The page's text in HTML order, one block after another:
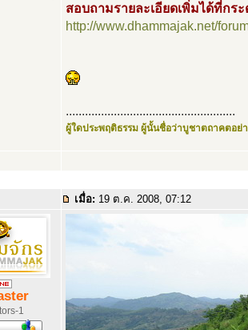
สอบถามรายละเอียดเพิ่มได้ที่กร
http://www.dhammajak.net/
.....................................................
ผู้ใดประพฤติธรรม ผู้นั้นชื่อว่าบูชาตถาคตอย่า
เมื่อ: 19 ต.ค. 2008, 07:12
1